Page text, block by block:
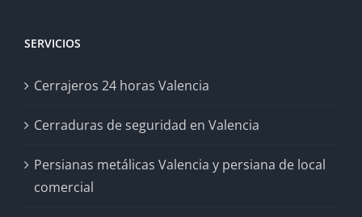
SERVICIOS
Cerrajeros 24 horas Valencia
Cerraduras de seguridad en Valencia
Persianas metálicas Valencia y persiana de local
comercial